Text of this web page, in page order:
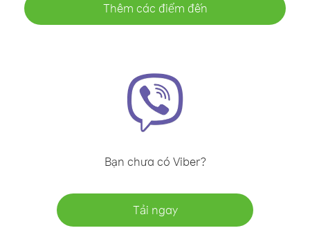
Thêm các điểm đến
Bạn chưa có Viber?
Tải ngay